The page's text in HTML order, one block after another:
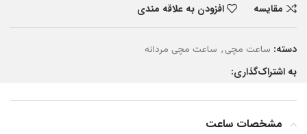
مقایسه
افزودن به علاقه مندی
دسته: ساعت مچی, ساعت مچی مردانه
به اشتراک‌گذاری:
مشخصات ساعت